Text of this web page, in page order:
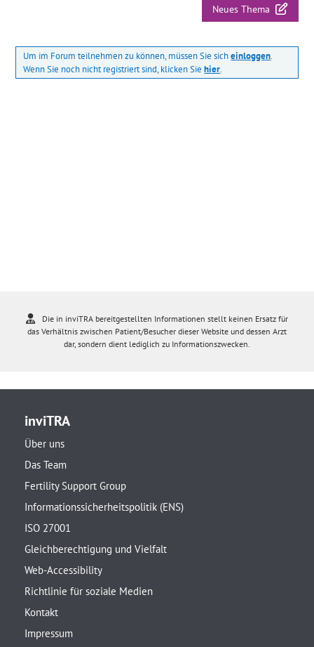
Neues Thema
Um im Forum teilnehmen zu können, müssen Sie sicheinloggen.
Wenn Sie noch nicht registriert sind, klicken Siehier.
Die in inviTRA bereitgestellten Informationen stellt keinen Ersatz für
das Verhältnis zwischen Patient/Besucher dieser Website und dessen Arzt
dar, sondern dient lediglich zu Informationszwecken.
inviTRA
Über uns
Das Team
Fertility Support Group
Informationssicherheitspolitik (ENS)
ISO 27001
Gleichberechtigung und Vielfalt
Web-Accessibility
Richtlinie für soziale Medien
Kontakt
Impressum